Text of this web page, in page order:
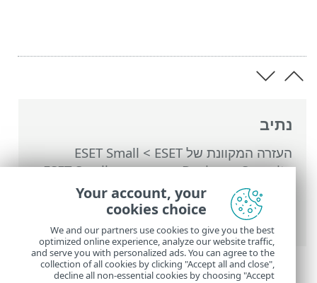
נתיב
העזרה המקוונת של ESET >
ESET Small
Business Security
>
עבודה עם ESET Small
Business Security
> הגדרות מתקדמות
החזרה של הגדרות מתקדמות למצב קודם >
אפס להגדרות ברירת המחדל
Your account, your
cookies choice
We and our partners use cookies to give you the best
optimized online experience, analyze our website traffic,
and serve you with personalized ads. You can agree to the
collection of all cookies by clicking "Accept all and close",
decline all non-essential cookies by choosing "Accept